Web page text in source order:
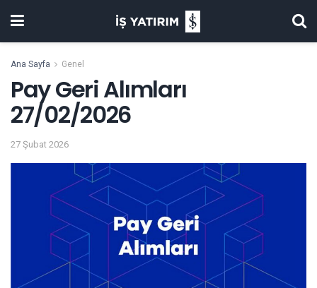
Ana Sayfa Genel
Pay Geri Alımları
27/02/2026
27 Şubat 2026